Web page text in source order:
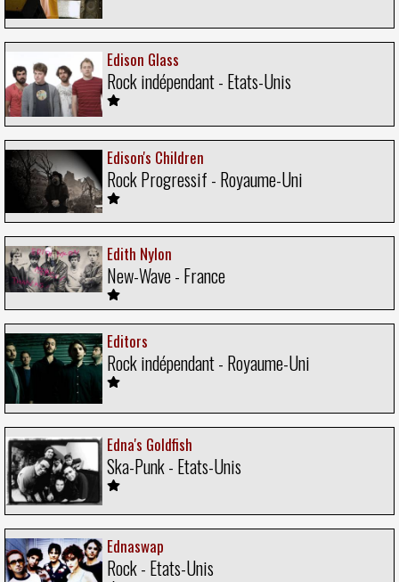
Edison Glass
Rock indépendant - Etats-Unis
Edison's Children
Rock Progressif - Royaume-Uni
Edith Nylon
New-Wave - France
Editors
Rock indépendant - Royaume-Uni
Edna's Goldfish
Ska-Punk - Etats-Unis
Ednaswap
Rock - Etats-Unis